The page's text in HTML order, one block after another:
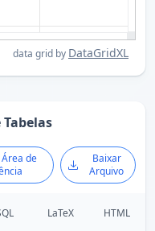
data grid by DataGridXL
de
Baixar
Arquivo
LaTeX HTML